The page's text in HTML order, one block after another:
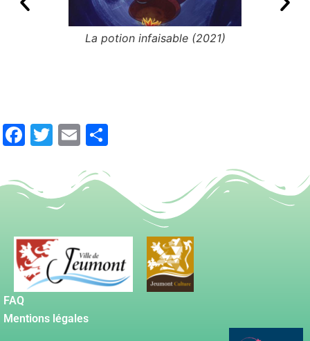
La potion infaisable (2021)
Facebook
Twitter
Email
FAQ
Mentions légales